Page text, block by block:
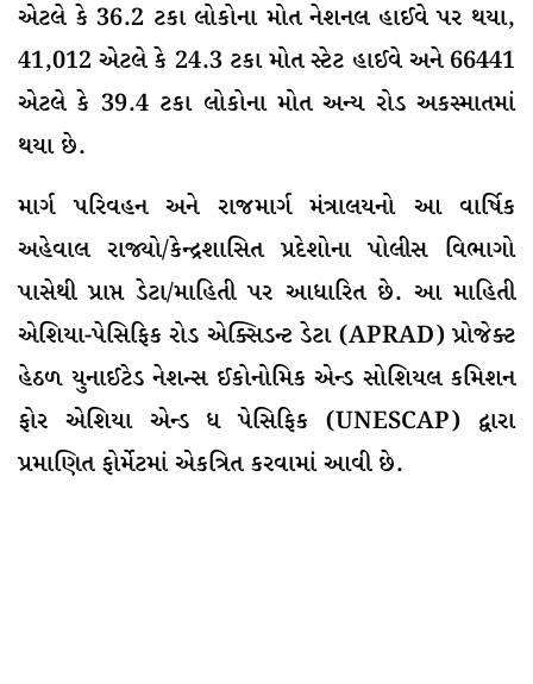
એટલે કે 36.2 ટકા લોકોના મોત નેશનલ હાઈવે પર થયા,
41,012 એટલે કે 24.3 ટકા મોત સ્ટેટ હાઈવે અને 66441
એટલે કે 39.4 ટકા લોકોના મોત અન્ય રોડ અકસ્માતમાં
થયા છે.
માર્ગ પરિવહન અને રાજમાર્ગ મંત્રાલયનો આ વાર્ષિક
અહેવાલ રાજ્યો/કેન્દ્રશાસિત પ્રદેશોના પોલીસ વિભાગો
પાસેથી પ્રાપ્ત ડેટા/માહિતી પર આધારિત છે. આ માહિતી
એશિયા-પેસિફિક રોડ એક્સિડન્ટ ડેટા (APRAD) પ્રોજેક્ટ
હેઠળ યુનાઈટેડ નેશન્સ ઈકોનોમિક એન્ડ સોશિયલ કમિશન
ફોર એશિયા એન્ડ ધ પેસિફિક (UNESCAP) દ્વારા
પ્રમાણિત ફોર્મેટમાં એકત્રિત કરવામાં આવી છે.